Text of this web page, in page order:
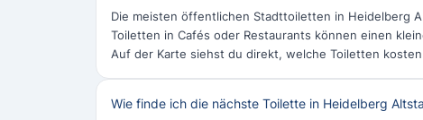
Die meisten öffentlichen Stadttoiletten in Heidelberg
Toiletten in Cafés oder Restaurants können einen
Auf der Karte siehst du direkt, welche Toiletten
Wie finde ich die nächste Toilette in Heidelberg